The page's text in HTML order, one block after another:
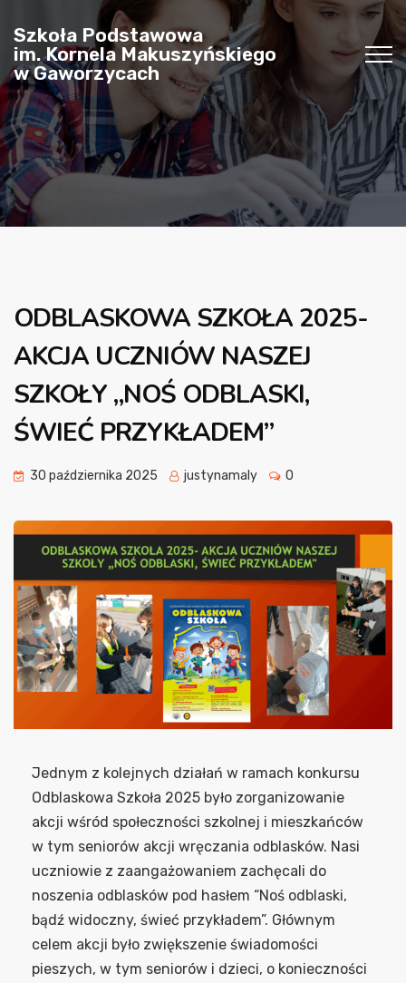
Szkoła Podstawowa
im. Kornela Makuszyńskiego
w Gaworzycach
ODBLASKOWA SZKOŁA 2025-
AKCJA UCZNIÓW NASZEJ
SZKOŁY „NOŚ ODBLASKI,
ŚWIEĆ PRZYKŁADEM”
30 października 2025 justynamaly 0
Jednym z kolejnych działań w ramach konkursu
Odblaskowa Szkoła 2025 było zorganizowanie
akcji wśród społeczności szkolnej i mieszkańców
w tym seniorów akcji wręczania odblasków. Nasi
uczniowie z zaangażowaniem zachęcali do
noszenia odblasków pod hasłem “Noś odblaski,
bądź widoczny, świeć przykładem”. Głównym
celem akcji było zwiększenie świadomości
pieszych, w tym seniorów i dzieci, o konieczności